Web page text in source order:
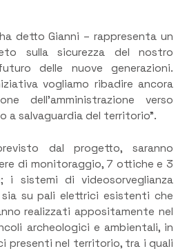
detto Gianni – rappresenta un
sulla sicurezza del nostro
delle nuove generazioni.
vogliamo ribadire ancora
dell’amministrazione verso
a salvaguardia del territorio”.
dal progetto, saranno
di monitoraggio, 7 ottiche e 3
i sistemi di videosorveglianza
su pali elettrici esistenti che
realizzati appositamente nel
archeologici e ambientali, in
presenti nel territorio, tra i quali